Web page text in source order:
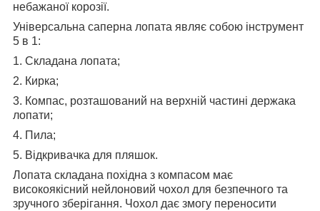
небажаної корозії.
Універсальна саперна лопата являє собою інструмент
5 в 1:
1. Складана лопата;
2. Кирка;
3. Компас, розташований на верхній частині держака
лопати;
4. Пила;
5. Відкривачка для пляшок.
Лопата складана похідна з компасом має
високоякісний нейлоновий чохол для безпечного та
зручного зберігання. Чохол дає змогу переносити